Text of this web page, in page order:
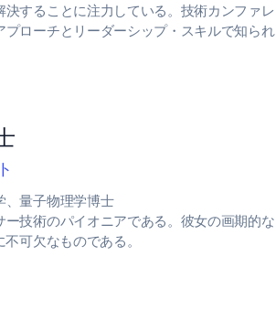
することに注力している。技術カンファレ
ローチとリーダーシップ・スキルで知られ
、量子物理学博士
技術のパイオニアである。彼女の画期的な
可欠なものである。